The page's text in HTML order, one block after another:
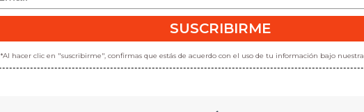
SUSCRIBIRME
*Al hacer clic en "suscribirme", confirmas que estás de acuerdo con el uso de tu información bajo nuestra